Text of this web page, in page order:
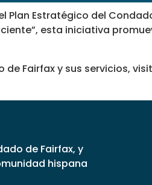
Estratégico del
esta iniciativa
Fairfax y sus servicios,
de Fairfax, y
hispana